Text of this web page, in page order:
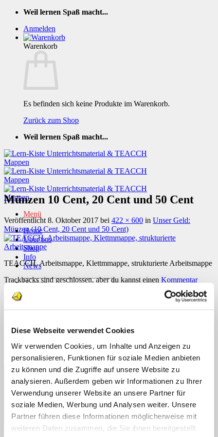
Diese Webseite verwendet Cookies
Wir verwenden Cookies, um Inhalte und Anzeigen zu
personalisieren, Funktionen für soziale Medien anbieten
zu können und die Zugriffe auf unsere Website zu
analysieren. Außerdem geben wir Informationen zu Ihrer
Verwendung unserer Website an unsere Partner für
soziale Medien, Werbung und Analysen weiter. Unsere
Partner führen diese Informationen möglicherweise mit
weiteren Daten zusammen, die Sie ihnen bereitgestellt
Zum
springen
Weil lernen Spaß macht...
Anmelden
Warenkorb
Es befinden sich keine Produkte im Warenkorb.
Zurück zum Shop
Weil lernen Spaß macht...
Menü
Home
Über uns
Shop
Info
News
Suchen
Suchen
Münzen 10 Cent, 20 Cent und 50 Cent
Veröffentlicht 8. Oktober 2017 bei 422 × 600 in Unser Geld:
Münzen (10 Cent, 20 Cent und 50 Cent)
TEACCH, Arbeitsmappe, Klettmmappe, strukturierte Arbeitsmappe
Trackbacks sind geschlossen, aber du kannst einen Kommentar
Weiter
Deine E-Mail-Adresse wird nicht veröffentlicht.
Felder sind mit*markiert
Kommentar*